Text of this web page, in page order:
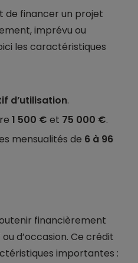
de financer un projet
imprévu ou
les caractéristiques
d’utilisation.
1 500 € et 75 000 €.
mensualités de 6 à 96
financièrement
d’occasion. Ce crédit
importantes :